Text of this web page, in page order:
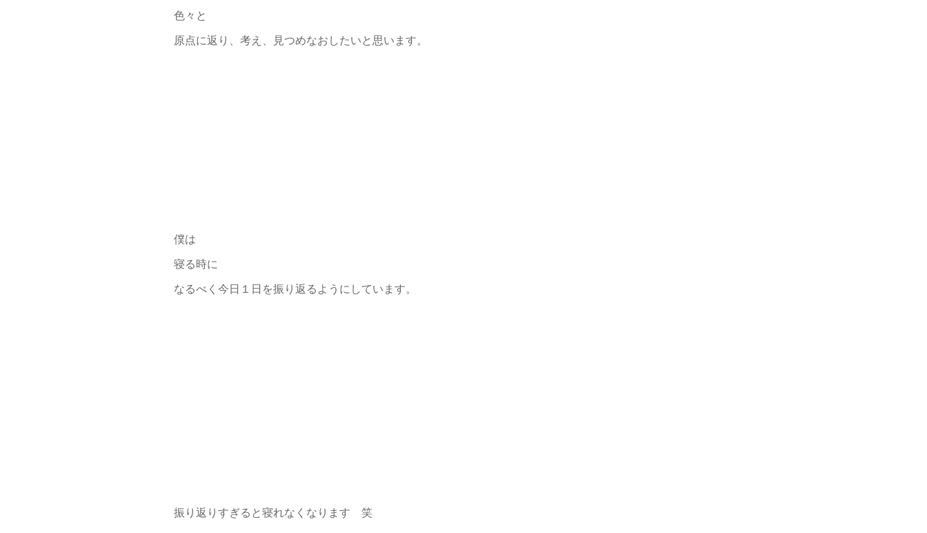
色々と
原点に返り、考え、見つめなおしたいと思います。
僕は
寝る時に
なるべく今日１日を振り返るようにしています。
振り返りすぎると寝れなくなります 笑